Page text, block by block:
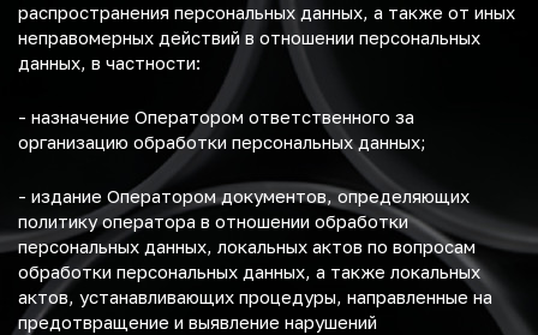
распространения персональных данных, а также от иных
неправомерных действий в отношении персональных
данных, в частности:
- назначение Оператором ответственного за
организацию обработки персональных данных;
- издание Оператором документов, определяющих
политику оператора в отношении обработки
персональных данных, локальных актов по вопросам
обработки персональных данных, а также локальных
актов, устанавливающих процедуры, направленные на
предотвращение и выявление нарушений